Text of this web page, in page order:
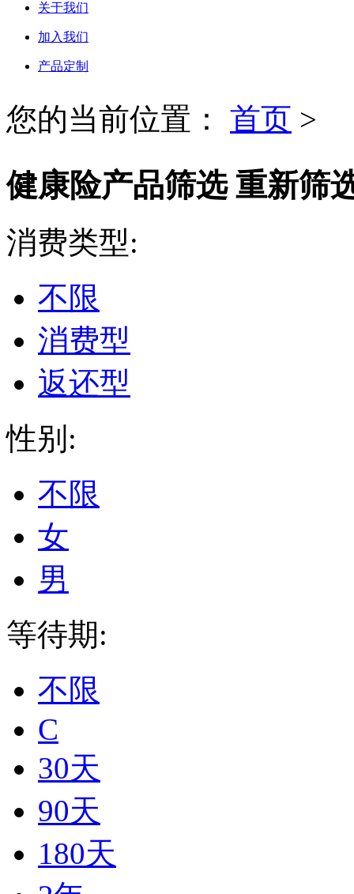
关于我们
加入我们
产品定制
您的当前位置： 首页 >
健康险产品筛选 重新筛
消费类型:
不限
消费型
返还型
性别:
不限
女
男
等待期:
不限
C
30天
90天
180天